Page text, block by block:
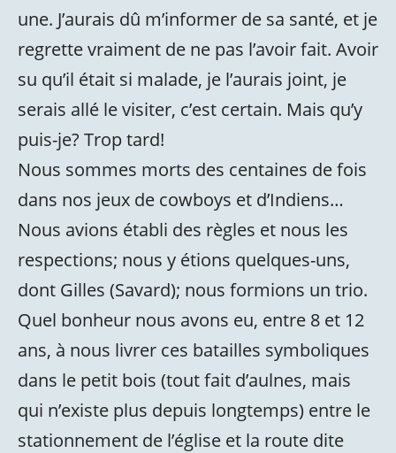
une. J’aurais dû m’informer de sa santé, et je
regrette vraiment de ne pas l’avoir fait. Avoir
su qu’il était si malade, je l’aurais joint, je
serais allé le visiter, c’est certain. Mais qu’y
puis-je? Trop tard!
Nous sommes morts des centaines de fois
dans nos jeux de cowboys et d’Indiens…
Nous avions établi des règles et nous les
respections; nous y étions quelques-uns,
dont Gilles (Savard); nous formions un trio.
Quel bonheur nous avons eu, entre 8 et 12
ans, à nous livrer ces batailles symboliques
dans le petit bois (tout fait d’aulnes, mais
qui n’existe plus depuis longtemps) entre le
stationnement de l’église et la route dite